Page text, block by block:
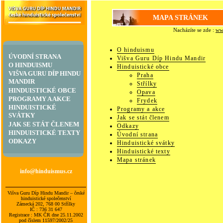
Nacházíte se zde :
MAPA STRÁNEK
O hinduismu
Višva Guru Díp Hindu Mandir
Hinduistické obce
Praha
Střílky
Opava
Frydek
Programy a akce
Jak se stát členem
Odkazy
Úvodní strana
Hinduistické svátky
Hinduistické texty
Mapa stránek
ÚVODNÍ STRANA
O HINDUISMU
VIŠVA GURU DÍP HINDU
MANDIR
HINDUISTICKÉ OBCE
PROGRAMY A AKCE
HINDUISTICKÉ
SVÁTKY
JAK SE STÁT ČLENEM
HINDUISTICKÉ TEXTY
ODKAZY
Višva Guru Díp Hindu Mandir – české
hinduistické společenství
Zámecká 202, 768 00 Střílky
IČ : 736 31 647
Registrace : MK ČR dne 25.11.2002
pod číslem 11597/2002/25
info@hinduismus.cz